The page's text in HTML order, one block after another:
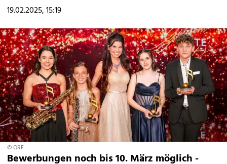
19.02.2025, 15:19
© ORF
Bewerbungen noch bis 10. März möglich -